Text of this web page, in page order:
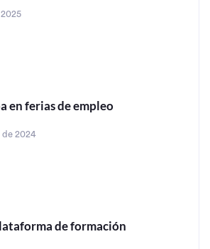
en ferias de empleo
2024
de formación